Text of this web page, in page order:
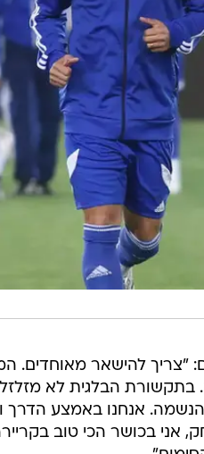
"צריך להישאר מאוחדים.
בתקשורת הבלגית לא
והנשמה. אנחנו באמצע
אני בכושר הכי טוב